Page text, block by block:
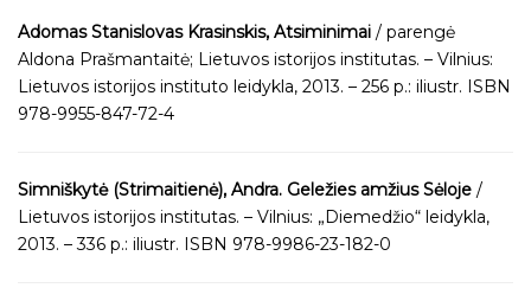
Adomas Stanislovas Krasinskis, Atsiminimai / parengė
Aldona Prašmantaitė; Lietuvos istorijos institutas. – Vilnius:
Lietuvos istorijos instituto leidykla, 2013. – 256 p.: iliustr. ISBN
978-9955-847-72-4
Simniškytė (Strimaitienė), Andra. Geležies amžius Sėloje /
Lietuvos istorijos institutas. – Vilnius: „Diemedžio“ leidykla,
2013. – 336 p.: iliustr. ISBN 978-9986-23-182-0